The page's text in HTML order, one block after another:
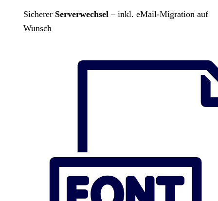
Sicherer Serverwechsel – inkl. eMail-Migration auf
Wunsch